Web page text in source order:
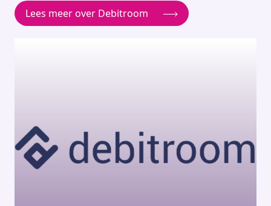
Lees meer over Debitroom